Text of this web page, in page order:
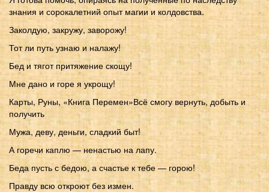
знания и сорокалетний опыт магии и колдовства.
Заколдую, закружу, заворожу!
Тот ли путь узнаю и налажу!
Бед и тягот притяжение скощу!
Мне дано и горе я укрощу!
Карты, Руны, «Книга Перемен»Всё смогу вернуть, добыть и
получить
Мужа, деву, деньги, сладкий быт!
А горечи каплю — ненастью на лапу.
Беда пусть с бедою, а счастье к тебе — горою!
Правду всю откроют без измен.